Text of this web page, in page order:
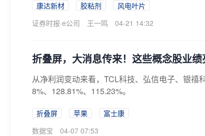
康达新材 胶粘剂
风电叶片
证券时报·e公司
王一鸣 04-21 14:32
折叠屏，大消息传来！这些概念股业绩
从净利润变动来看，TCL科技、弘信电子、银禧
8%、128.81%、115.23%。
折叠屏 苹果
富士康
数据宝
04-07 07:53